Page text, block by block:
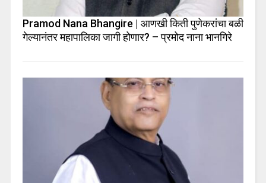
Pramod Nana Bhangire | आणखी किती पुणेकरांचा बळी
गेल्यानंतर महापालिका जागी होणार? – प्रमोद नाना भानगिरे